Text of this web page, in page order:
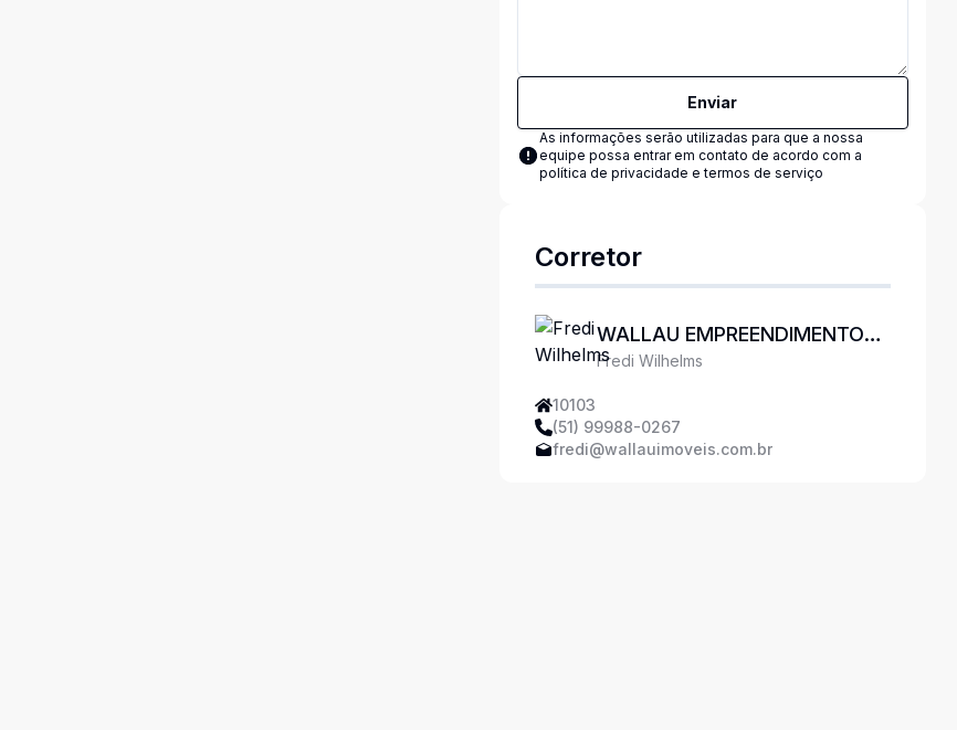
Enviar
As informações serão utilizadas para que a nossa
equipe possa entrar em contato de acordo com a
política de privacidade e termos de serviço
Corretor
WALLAU EMPREENDIMENTOS
IMOBILIÁRIOS
Fredi Wilhelms
10103
(51) 99988-0267
fredi@wallauimoveis.com.br